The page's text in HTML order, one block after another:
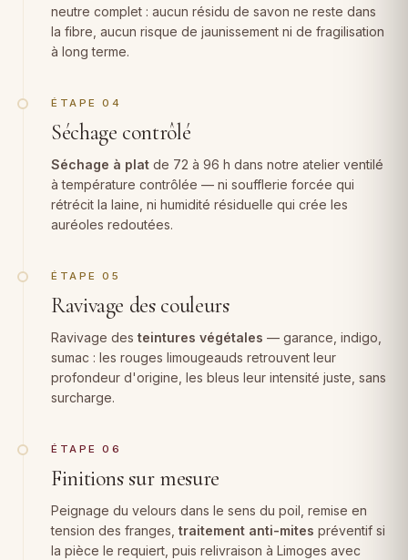
neutre complet : aucun résidu de savon ne reste dans
la fibre, aucun risque de jaunissement ni de fragilisation
à long terme.
ÉTAPE 04
Séchage contrôlé
Séchage à plat de 72 à 96 h dans notre atelier ventilé
à température contrôlée — ni soufflerie forcée qui
rétrécit la laine, ni humidité résiduelle qui crée les
auréoles redoutées.
ÉTAPE 05
Ravivage des couleurs
Ravivage des teintures végétales — garance, indigo,
sumac : les rouges limougeauds retrouvent leur
profondeur d'origine, les bleus leur intensité juste, sans
surcharge.
ÉTAPE 06
Finitions sur mesure
Peignage du velours dans le sens du poil, remise en
tension des franges, traitement anti-mites préventif si
la pièce le requiert, puis relivraison à Limoges avec